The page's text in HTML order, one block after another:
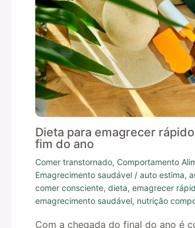
Dieta para emagrecer
fim do ano
Comer transtornado, Comportamento
Emagrecimento saudável / auto estima,
comer consciente, dieta, emagrecer
emagrecimento saudável, nutrição
Com a chegada do final do ano é